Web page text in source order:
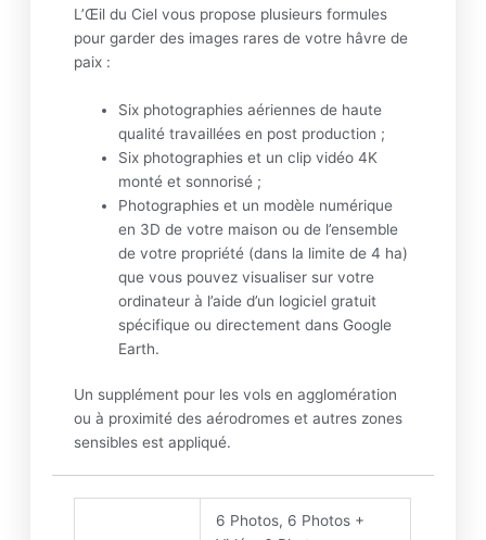
L’Œil du Ciel vous propose plusieurs formules
pour garder des images rares de votre hâvre de
paix :
Six photographies aériennes de haute
qualité travaillées en post production ;
Six photographies et un clip vidéo 4K
monté et sonnorisé ;
Photographies et un modèle numérique
en 3D de votre maison ou de l’ensemble
de votre propriété (dans la limite de 4 ha)
que vous pouvez visualiser sur votre
ordinateur à l’aide d’un logiciel gratuit
spécifique ou directement dans Google
Earth.
Un supplément pour les vols en agglomération
ou à proximité des aérodromes et autres zones
sensibles est appliqué.
6 Photos, 6 Photos +